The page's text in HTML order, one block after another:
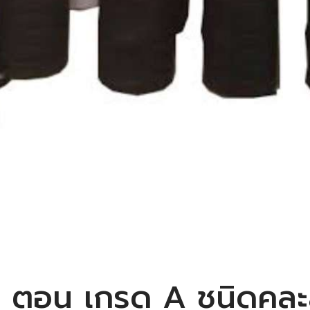
อน เกรด A ชนิดคล